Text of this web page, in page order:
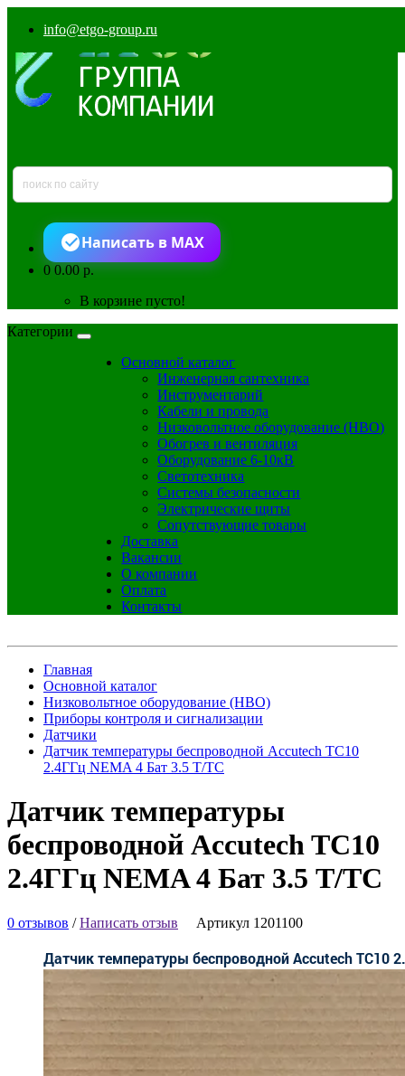
info@etgo-group.ru
Написать в MAX
00.00 р.
В корзине пусто!
Категории
Основной каталог
Инженерная сантехника
Инструментарий
Кабели и провода
Низковольтное оборудование (НВО)
Обогрев и вентиляция
Оборудование 6-10кВ
Светотехника
Системы безопасности
Электрические щиты
Сопутствующие товары
Доставка
Вакансии
О компании
Оплата
Контакты
Главная
Основной каталог
Низковольтное оборудование (НВО)
Приборы контроля и сигнализации
Датчики
Датчик температуры беспроводной Accutech TC10
2.4ГГц NEMA 4 Бат 3.5 T/TC
Датчик температуры
беспроводной Accutech TC10
2.4ГГц NEMA 4 Бат 3.5 T/TC
0 отзывов /Написать отзыв Артикул 1201100